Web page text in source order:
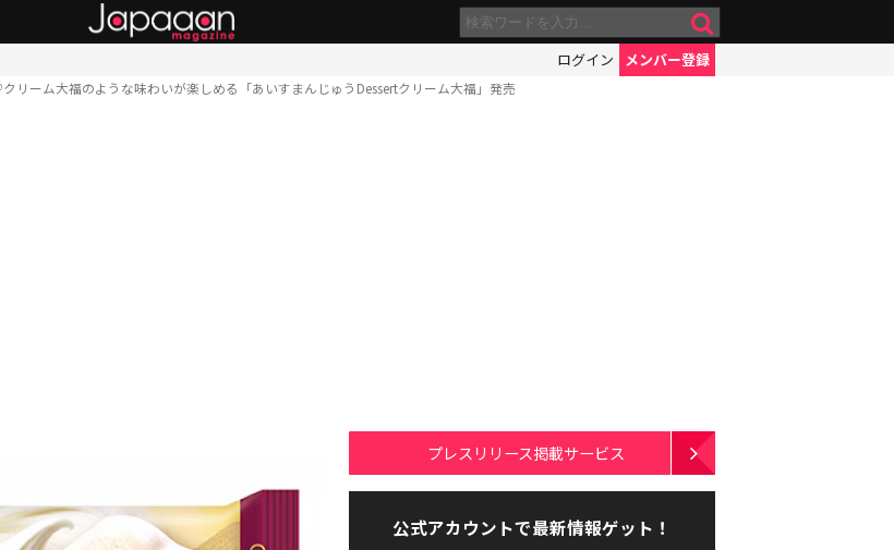
ログイン メンバー登録
リーム大福のような味わいが楽しめる「あいすまんじゅうDessertクリーム大福」発売
プレスリリース掲載サービス
公式アカウントで最新情報ゲット！